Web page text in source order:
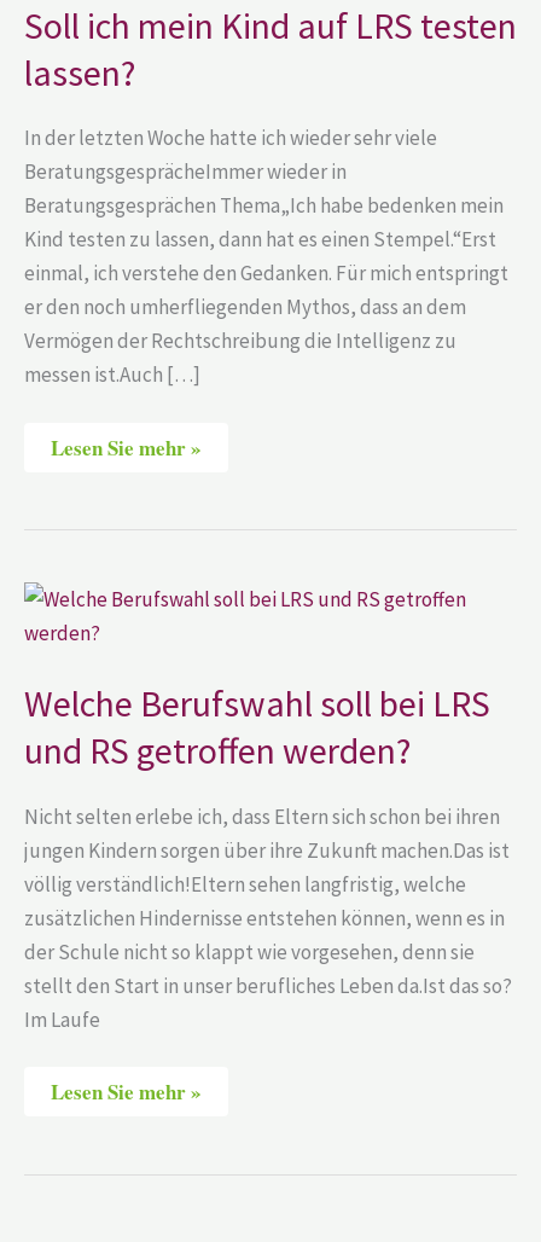
Soll ich mein Kind auf LRS testen
lassen?
In der letzten Woche hatte ich wieder sehr viele
BeratungsgesprächeImmer wieder in
Beratungsgesprächen Thema„Ich habe bedenken mein
Kind testen zu lassen, dann hat es einen Stempel.“Erst
einmal, ich verstehe den Gedanken. Für mich entspringt
er den noch umherfliegenden Mythos, dass an dem
Vermögen der Rechtschreibung die Intelligenz zu
messen ist.Auch […]
Lesen Sie mehr »
Welche Berufswahl soll bei LRS
und RS getroffen werden?
Nicht selten erlebe ich, dass Eltern sich schon bei ihren
jungen Kindern sorgen über ihre Zukunft machen.Das ist
völlig verständlich!Eltern sehen langfristig, welche
zusätzlichen Hindernisse entstehen können, wenn es in
der Schule nicht so klappt wie vorgesehen, denn sie
stellt den Start in unser berufliches Leben da.Ist das so?
Im Laufe
Welche
Berufswahl
soll
und
RS
getroffen
werden?
Lesen Sie mehr »